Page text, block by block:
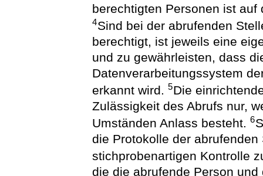
berechtigten Personen ist
4Sind bei der abrufenden
berechtigt, ist jeweils eine
und zu gewährleisten, dass
Datenverarbeitungssystem
erkannt wird.5Die
Zulässigkeit des Abrufs nur,
Umständen Anlass besteht.6
die Protokolle der
stichprobenartigen Kontrolle
die die abrufende Person